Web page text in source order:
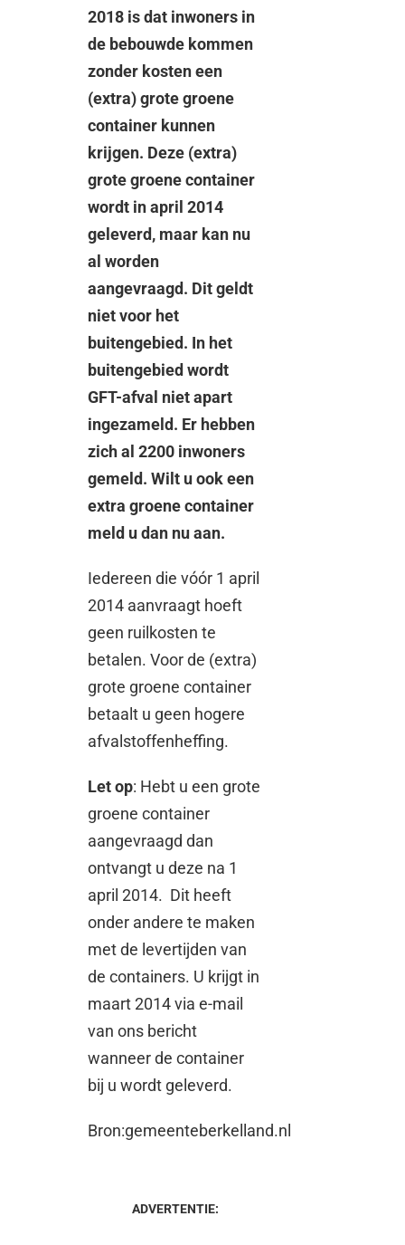
2018 is dat inwoners in
de bebouwde kommen
zonder kosten een
(extra) grote groene
container kunnen
krijgen. Deze (extra)
grote groene container
wordt in april 2014
geleverd, maar kan nu
al worden
aangevraagd. Dit geldt
niet voor het
buitengebied. In het
buitengebied wordt
GFT-afval niet apart
ingezameld. Er hebben
zich al 2200 inwoners
gemeld. Wilt u ook een
extra groene container
meld u dan nu aan.
Iedereen die vóór 1 april
2014 aanvraagt hoeft
geen ruilkosten te
betalen. Voor de (extra)
grote groene container
betaalt u geen hogere
afvalstoffenheffing.
Let op: Hebt u een grote
groene container
aangevraagd dan
ontvangt u deze na 1
april 2014. Dit heeft
onder andere te maken
met de levertijden van
de containers. U krijgt in
maart 2014 via e-mail
van ons bericht
wanneer de container
bij u wordt geleverd.
Bron:gemeenteberkelland.nl
ADVERTENTIE: